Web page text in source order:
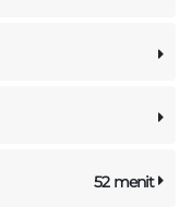
52 menit